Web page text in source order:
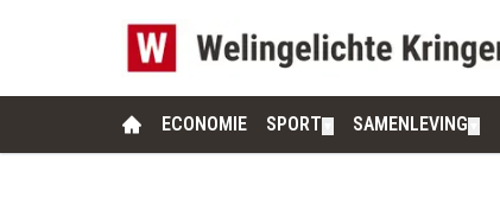
ECONOMIE SPORT SAMENLEVING